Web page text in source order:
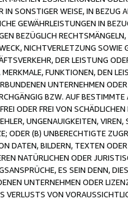
IN SONSTIGER WEISE, IN BEZUG
GEWÄHRLEISTUNGEN IN
BEZÜGLICH
NICHTVERLETZUNG SOWIE
DER LEISTUNG
MERKMALE, FUNKTIONEN, DEN
UNTERNEHMEN
BZW. AUF
ODER FREI VON
UNGENAUIGKEITEN,
ODER (B) UNBERECHTIGTE
DATEN, BILDERN, TEXTEN
NATÜRLICHEN ODER
ES SEIN DENN,
UNTERNEHMEN ODER
VERLUSTS VON